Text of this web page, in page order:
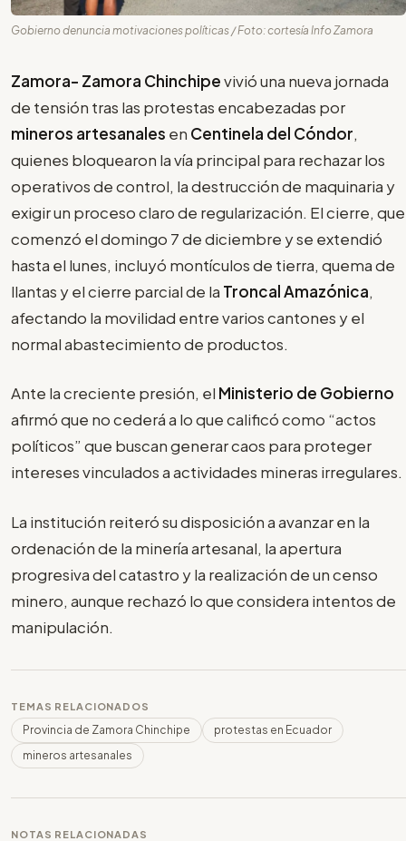
Gobierno denuncia motivaciones políticas / Foto: cortesía Info Zamora
Zamora- Zamora Chinchipevivió una nueva jornada
de tensión tras las protestas encabezadas por
mineros artesanales en Centinela del Cóndor,
quienes bloquearon la vía principal para rechazar los
operativos de control, la destrucción de maquinaria y
exigir un proceso claro de regularización. El cierre, que
comenzó el domingo 7 de diciembre y se extendió
hasta el lunes, incluyó montículos de tierra, quema de
llantas y el cierre parcial de la Troncal Amazónica,
afectando la movilidad entre varios cantones y el
normal abastecimiento de productos.
Ante la creciente presión, el Ministerio de Gobierno
afirmó que no cederá a lo que calificó como “actos
políticos” que buscan generar caos para proteger
intereses vinculados a actividades mineras irregulares.
La institución reiteró su disposición a avanzar en la
ordenación de la minería artesanal, la apertura
progresiva del catastro y la realización de un censo
minero, aunque rechazó lo que considera intentos de
manipulación.
TEMAS RELACIONADOS
Provincia de Zamora Chinchipe
protestas en Ecuador
mineros artesanales
NOTAS RELACIONADAS